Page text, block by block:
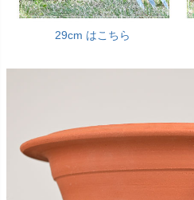
29cm はこちら